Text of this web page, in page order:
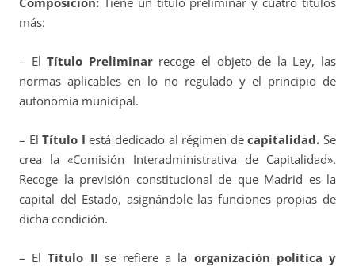
más:
– ElTítulo Preliminarrecoge el objeto de la Ley, las
normas aplicables en lo no regulado y el principio de
autonomía municipal.
– ElTítulo I está dedicado al régimen decapitalidad.Se
crea la «Comisión Interadministrativa de Capitalidad».
Recoge la previsión constitucional de que Madrid es la
capital del Estado, asignándole las funciones propias de
dicha condición.
– ElTítulo II se refiere a la organización política y